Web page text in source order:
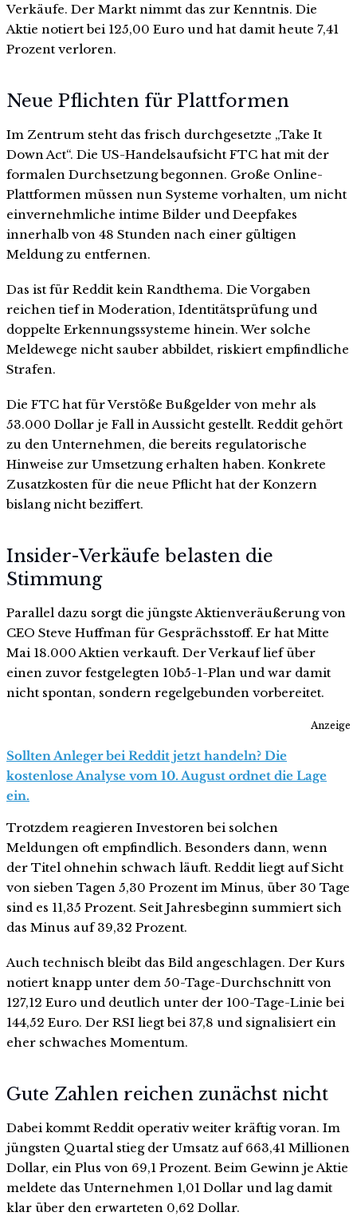
Verkäufe. Der Markt nimmt das zur Kenntnis. Die
Aktie notiert bei 125,00 Euro und hat damit heute 7,41
Prozent verloren.
Neue Pflichten für Plattformen
Im Zentrum steht das frisch durchgesetzte „Take It
Down Act“. Die US-Handelsaufsicht FTC hat mit der
formalen Durchsetzung begonnen. Große Online-
Plattformen müssen nun Systeme vorhalten, um nicht
einvernehmliche intime Bilder und Deepfakes
innerhalb von 48 Stunden nach einer gültigen
Meldung zu entfernen.
Das ist für Reddit kein Randthema. Die Vorgaben
reichen tief in Moderation, Identitätsprüfung und
doppelte Erkennungssysteme hinein. Wer solche
Meldewege nicht sauber abbildet, riskiert empfindliche
Strafen.
Die FTC hat für Verstöße Bußgelder von mehr als
53.000 Dollar je Fall in Aussicht gestellt. Reddit gehört
zu den Unternehmen, die bereits regulatorische
Hinweise zur Umsetzung erhalten haben. Konkrete
Zusatzkosten für die neue Pflicht hat der Konzern
bislang nicht beziffert.
Insider-Verkäufe belasten die
Stimmung
Parallel dazu sorgt die jüngste Aktienveräußerung von
CEO Steve Huffman für Gesprächsstoff. Er hat Mitte
Mai 18.000 Aktien verkauft. Der Verkauf lief über
einen zuvor festgelegten 10b5-1-Plan und war damit
nicht spontan, sondern regelgebunden vorbereitet.
Anzeige
Sollten Anleger bei Reddit jetzt handeln? Die
kostenlose Analyse vom 10. August ordnet die Lage
ein.
Trotzdem reagieren Investoren bei solchen
Meldungen oft empfindlich. Besonders dann, wenn
der Titel ohnehin schwach läuft. Reddit liegt auf Sicht
von sieben Tagen 5,30 Prozent im Minus, über 30 Tage
sind es 11,35 Prozent. Seit Jahresbeginn summiert sich
das Minus auf 39,32 Prozent.
Auch technisch bleibt das Bild angeschlagen. Der Kurs
notiert knapp unter dem 50-Tage-Durchschnitt von
127,12 Euro und deutlich unter der 100-Tage-Linie bei
144,52 Euro. Der RSI liegt bei 37,8 und signalisiert ein
eher schwaches Momentum.
Gute Zahlen reichen zunächst nicht
Dabei kommt Reddit operativ weiter kräftig voran. Im
jüngsten Quartal stieg der Umsatz auf 663,41 Millionen
Dollar, ein Plus von 69,1 Prozent. Beim Gewinn je Aktie
meldete das Unternehmen 1,01 Dollar und lag damit
klar über den erwarteten 0,62 Dollar.